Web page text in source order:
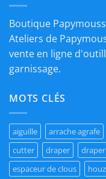
Boutique
Ateliers de
vente en ligne
garnissage.
MOTS CLÉS
aiguille arrache agrafe
cutter
draper
espaceur de clous